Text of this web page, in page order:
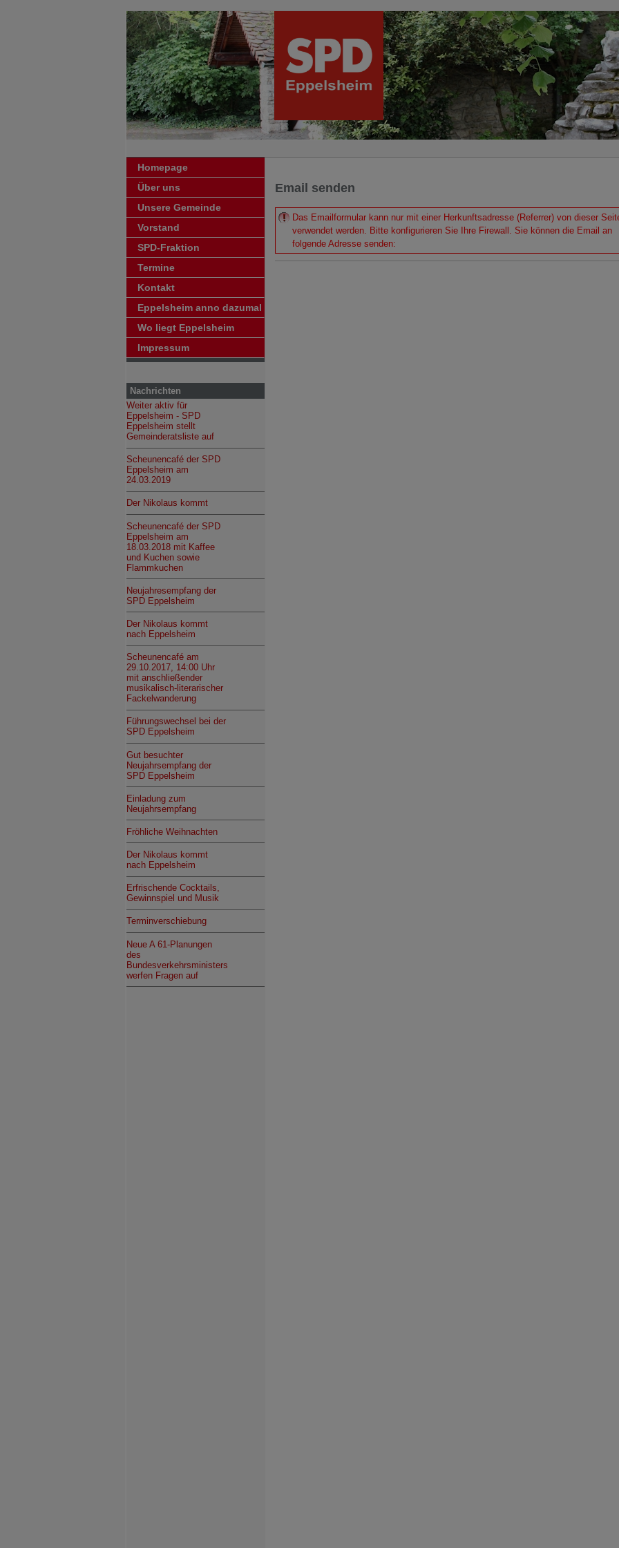
Homepage
Über uns
Unsere Gemeinde
Vorstand
SPD-Fraktion
Termine
Kontakt
Eppelsheim anno dazumal
Wo liegt Eppelsheim
Impressum
Nachrichten
Weiter aktiv für
Eppelsheim - SPD
Eppelsheim stellt
Gemeinderatsliste auf
Scheunencafé der SPD
Eppelsheim am
24.03.2019
Der Nikolaus kommt
Scheunencafé der SPD
Eppelsheim am
18.03.2018 mit Kaffee
und Kuchen sowie
Flammkuchen
Neujahresempfang der
SPD Eppelsheim
Der Nikolaus kommt
nach Eppelsheim
Scheunencafé am
29.10.2017, 14:00 Uhr
mit anschließender
musikalisch-literarischer
Fackelwanderung
Führungswechsel bei der
SPD Eppelsheim
Gut besuchter
Neujahrsempfang der
SPD Eppelsheim
Einladung zum
Neujahrsempfang
Fröhliche Weihnachten
Der Nikolaus kommt
nach Eppelsheim
Erfrischende Cocktails,
Gewinnspiel und Musik
Terminverschiebung
Neue A 61-Planungen
des
Bundesverkehrsministers
werfen Fragen auf
Email senden
Das Emailformular kann nur mit einer Herkunftsadresse (Referrer) von dieser
verwendet werden. Bitte konfigurieren Sie Ihre Firewall . Sie können die Email an
folgende Adresse senden: